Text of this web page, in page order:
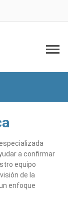
a confirmar
equipo
de la
enfoque